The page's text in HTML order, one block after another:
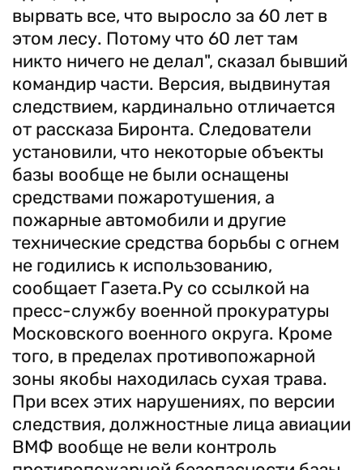
вырвать все, что выросло за 60 лет в
этом лесу. Потому что 60 лет там
никто ничего не делал", сказал бывший
командир части. Версия, выдвинутая
следствием, кардинально отличается
от рассказа Биронта. Следователи
установили, что некоторые объекты
базы вообще не были оснащены
средствами пожаротушения, а
пожарные автомобили и другие
технические средства борьбы с огнем
не годились к использованию,
сообщает Газета.Ру со ссылкой на
пресс-службу военной прокуратуры
Московского военного округа. Кроме
того, в пределах противопожарной
зоны якобы находилась сухая трава.
При всех этих нарушениях, по версии
следствия, должностные лица авиации
ВМФ вообще не вели контроль